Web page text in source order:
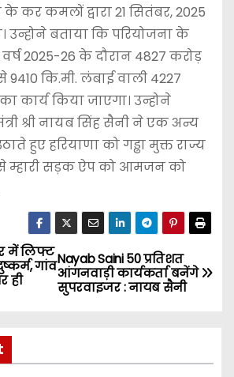
कर कमलों द्वारा 21 सितंबर, 2025
उन्होने बताया कि परियोजना के
2025-26 के दौरान 4827 करोड़
कि.मी. लंबाई वाली 4227
कार्य किया जाएगा। उन्होने
श्री नायब सिंह सैनी ने एक अन्य
हुए हरियाणा को गड्ढा मुक्त राज्य
म्हारी सड़क ऐप को आमजन को
Nayab Saini 50 प्रतिशत
आंगनवाड़ी कार्यकर्ता बनेंगे
सुपरवाइजर : नायब सैनी
में लिफ्ट
गांव
ही